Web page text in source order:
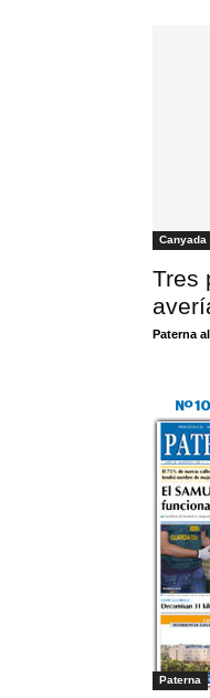
Canyada
Tres
Paterna
Paterna